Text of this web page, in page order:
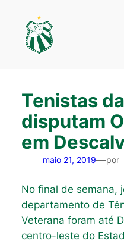
conteúdo
Tenistas
disputam
em
maio 21, 2019—por
No final de semana,
departamento de
Veterana foram até
centro-leste do